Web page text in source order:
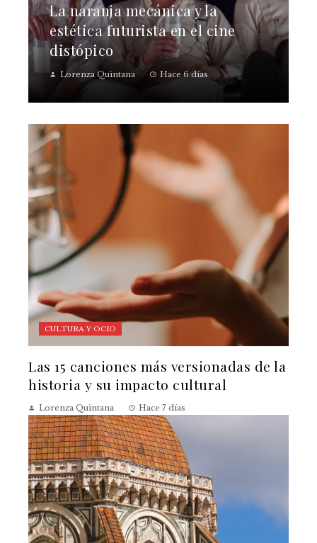
La naranja mecánica y la
estética futurista en el cine
distópico
Lorenza Quintana Hace 6 días
CULTURA Y OCIO
Las 15 canciones más versionadas de la
historia y su impacto cultural
Lorenza Quintana Hace 7 días